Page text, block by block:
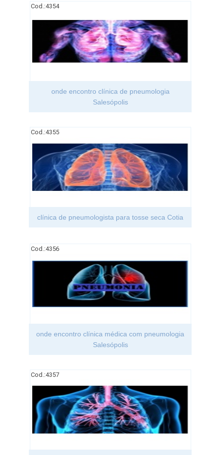
Cod.:4354
onde encontro clínica de pneumologia
Salesópolis
Cod.:4355
clínica de pneumologista para tosse seca Cotia
Cod.:4356
onde encontro clínica médica com pneumologia
Salesópolis
Cod.:4357